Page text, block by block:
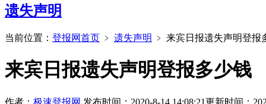
遗失声明
当前位置： 登报网首页 ﹥ 遗失声明 ﹥ 来宾日报遗失声明登报
来宾日报遗失声明登报多少钱
作者： 极速登报网 发布时间：2020-8-14 14:08:21更新时间：